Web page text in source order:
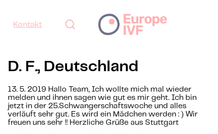
Kontakt
D. F., Deutschland
13. 5. 2019 Hallo Team, Ich wollte mich mal wieder
melden und ihnen sagen wie gut es mir geht. Ich bin
jetzt in der 25.Schwangerschaftswoche und alles
verläuft sehr gut. Es wird ein Mädchen werden : ) Wir
freuen uns sehr !! Herzliche Grüße aus Stuttgart